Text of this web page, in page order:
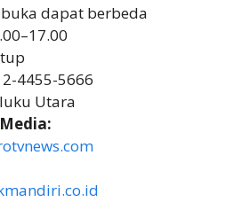
buka dapat berbeda
4455-5666
Utara